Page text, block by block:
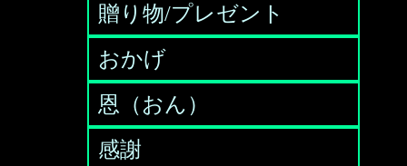
贈り物/プレゼント
おかげ
恩（おん）
感謝